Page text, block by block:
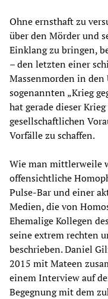
Ohne ernsthaft zu
über den Mörder und
Einklang zu bringen,
– den letzten einer
Massenmorden in
sogenannten „Krieg
hat gerade dieser
gesellschaftlichen
Vorfälle zu schaffen.
Wie man mittlerweile
offensichtliche
Pulse-Bar und einer
Medien, die von
Ehemalige Kollegen
seine extrem rechten
beschrieben. Daniel
2015 mit Mateen
einem Interview auf
Begegnung mit dem